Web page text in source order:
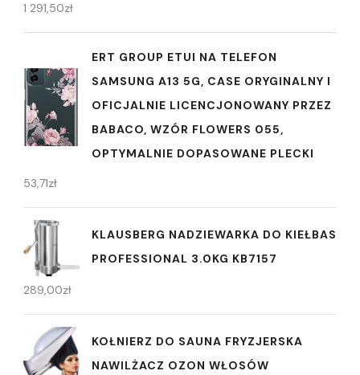
1 291,50zł
ERT GROUP ETUI NA TELEFON
SAMSUNG A13 5G, CASE ORYGINALNY I
OFICJALNIE LICENCJONOWANY PRZEZ
BABACO, WZÓR FLOWERS 055,
OPTYMALNIE DOPASOWANE PLECKI
53,71zł
KLAUSBERG NADZIEWARKA DO KIEŁBAS
PROFESSIONAL 3.0KG KB7157
289,00zł
KOŁNIERZ DO SAUNA FRYZJERSKA
NAWILŻACZ OZON WŁOSÓW